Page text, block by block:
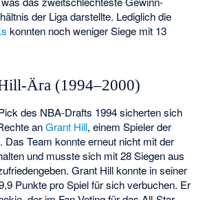
der Liga darstellte. Lediglich die
konnten noch weniger Siege mit 13
Ära (1994–2000)
des NBA-Drafts 1994 sicherten sich
anGrant Hill, einem Spieler der
. Das Team konnte erneut nicht mit der
und musste sich mit 28 Siegen aus
Grant Hill konnte in seiner
Punkte pro Spiel für sich verbuchen. Er